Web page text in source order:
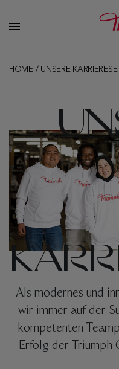
HOME/ UNSERE
Als modernes und
wir immer auf der
kompetenten
Erfolg der Triumph